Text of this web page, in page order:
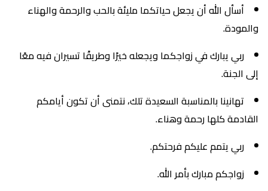
أسأل الله أن يجعل حياتكما مليئة بالحب والرحمة والهناء
والمودة.
ربي يبارك في زواجكما ويجعله خيرًا وطريقًا تسيران فيه معًا
إلى الجنة.
تهانينا بالمناسبة السعيدة تلك، نتمنى أن تكون أيامكم
القادمة كلها رحمة وهناء.
ربي يتمم عليكم فرحتكم.
زواجكم مبارك بأمر الله.